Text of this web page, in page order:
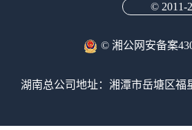
© 2011-
© 湘公网安备案
湖南总公司地址：湘潭市岳塘区福